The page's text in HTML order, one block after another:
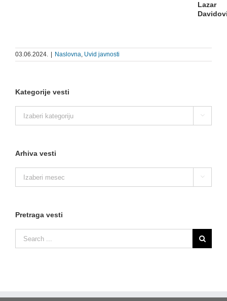
Lazar
03.06.2024. Naslovna, Uvid javnosti
Kategorije vesti
vesti

Arhiva vesti
vesti

Pretraga vesti